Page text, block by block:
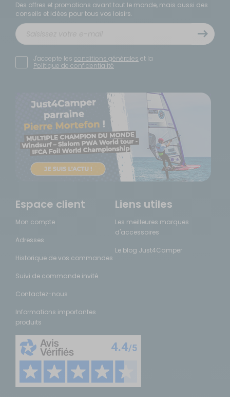
Des offres et promotions avant tout le monde, mais aussi des
conseils et idées pour tous vos loisirs.
J'accepte les conditions générales et la
Politique de confidentialité
Espace client
Mon compte
Adresses
Historique de vos commandes
Suivi de commande invité
Contactez-nous
Informations importantes
produits
Liens utiles
Les meilleures marques
d'accessoires
Le blog Just4Camper